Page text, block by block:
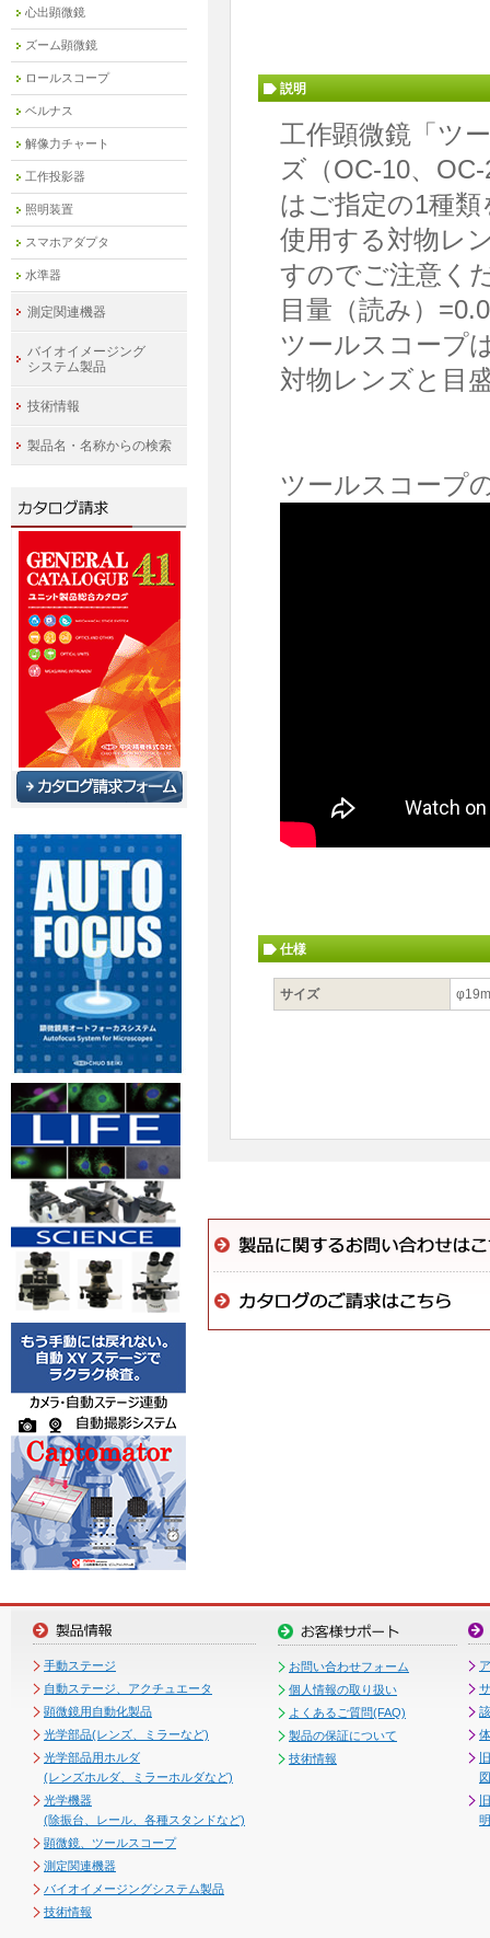
説明
工作顕微鏡「ツ
ズ（OC-10、
はご指定の1種
使用する対物レ
すのでご注意く
目量（読み）
ツールスコープ
対物レンズと目
ツールスコープ
仕様
サイズ
心出顕微鏡
ズーム顕微鏡
ロールスコープ
ベルナス
解像力チャート
工作投影器
照明装置
スマホアダプタ
水準器
測定関連機器
バイオイメージング
システム製品
技術情報
製品名・名称からの検索
手動ステージ
自動ステージ、アクチュエータ
顕微鏡用自動化製品
光学部品(レンズ、ミラーなど)
光学部品用ホルダ
(レンズホルダ、ミラーホルダなど)
光学機器
(除振台、レール、各種スタンドなど)
顕微鏡、ツールスコープ
測定関連機器
バイオイメージングシステム製品
技術情報
お問い合わせフォーム
個人情報の取り扱い
よくあるご質問(FAQ)
製品の保証について
技術情報